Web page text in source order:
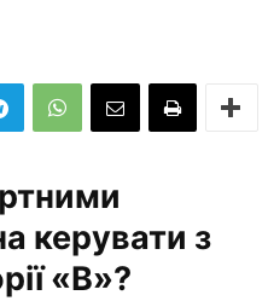
керувати з
«В»?